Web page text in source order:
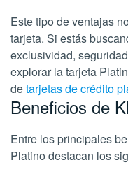
Este tipo de ventajas
tarjeta. Si estás
exclusividad,
explorar la tarjeta
detarjetas de crédito
Beneficios de
Entre los principales
Platino destacan los